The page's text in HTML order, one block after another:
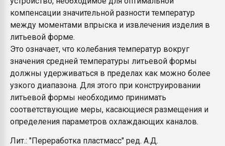
бутылок
ПЕРЕЙТИ НА
компенсации значительной разности температур
между моментами впрыска и извлечения изделия в
литьевой форме.
Это означает, что колебания температур вокруг
значения средней температуры литьевой формы
должны удерживаться в пределах как можно более
узкого диапазона. Для этого при конструировании
литьевой формы необходимо принимать
соответствующие меры, касающиеся размещения и
определения параметров охлаждающих каналов.
Лит.: "Переработка пластмасс" ред. А.Д.